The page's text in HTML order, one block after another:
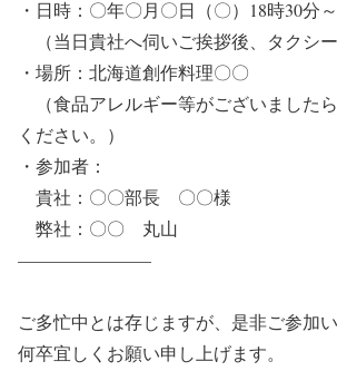
・日時：〇年〇月〇日（〇）18時30分～
（当日貴社へ伺いご挨拶後、タクシー
・場所：北海道創作料理〇〇
（食品アレルギー等がございました
ください。）
・参加者：
貴社：〇〇部長 〇〇様
弊社：〇〇 丸山
———————–
ご多忙中とは存じますが、是非ご参加
何卒宜しくお願い申し上げます。